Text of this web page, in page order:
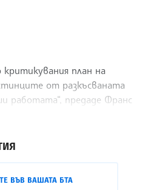
план на
от разкъсваната
работата“, предаде Франс
ВЪВ ВАШАТА БТА